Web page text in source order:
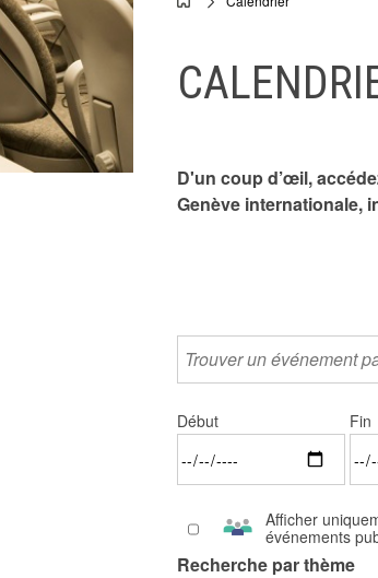
Breadcrumb
D'un coup d’œil,
Genève internationale,
Début Fin
Afficher
événements
Recherche par thème